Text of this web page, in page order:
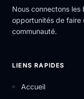
Nous connectons les
opportunités de faire
communauté.
LIENS RAPIDES
Accueil